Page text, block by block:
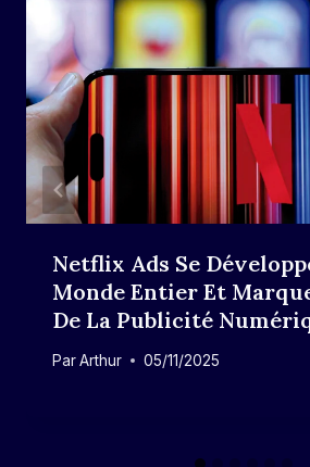
Netflix Ads Se
Monde Entier Et
De La Publicité
ParArthur 05/11/2025